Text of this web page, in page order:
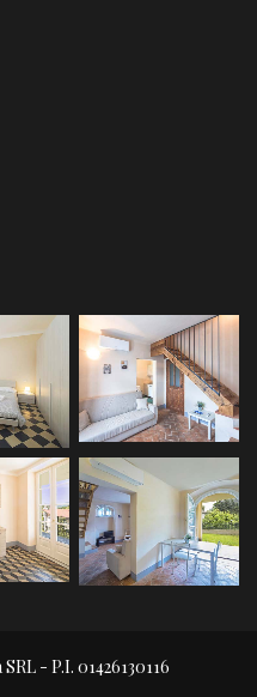
- P.I. 01426130116